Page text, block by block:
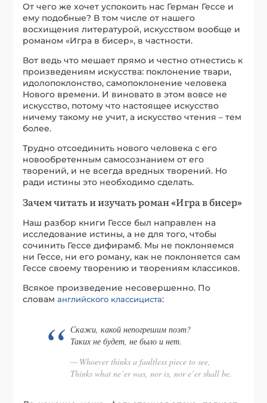
От чего же хочет успокоить нас Герман Гессе и
ему подобные? В том числе от нашего
восхищения литературой, искусством вообще и
романом «Игра в бисер», в частности.
Вот ведь что мешает прямо и честно отнестись к
произведениям искусства: поклонение твари,
идолопоклонство, самопоклонение человека
Нового времени. И виновато в этом вовсе не
искусство, потому что настоящее искусство
ничему такому не учит, а искусство чтения – тем
более.
Трудно отсоединить нового человека с его
новообретенным самосознанием от его
творений, и не всегда вредных творений. Но
ради истины это необходимо сделать.
Зачем читать и изучать роман «Игра в бисер»
Наш разбор книги Гессе был направлен на
исследование истины, а не для того, чтобы
сочинить Гессе дифирамб. Мы не поклоняемся
ни Гессе, ни его роману, как не поклоняется сам
Гессе своему творению и творениям классиков.
Всякое произведение несовершенно. По
словаманглийского классициста:
Скажи, какой непогрешим поэт?
Таких не будет, не было и нет.
Whoever thinks a faultless piece to see,
Thinks what ne’er was, nor is, nor e’er shall be.